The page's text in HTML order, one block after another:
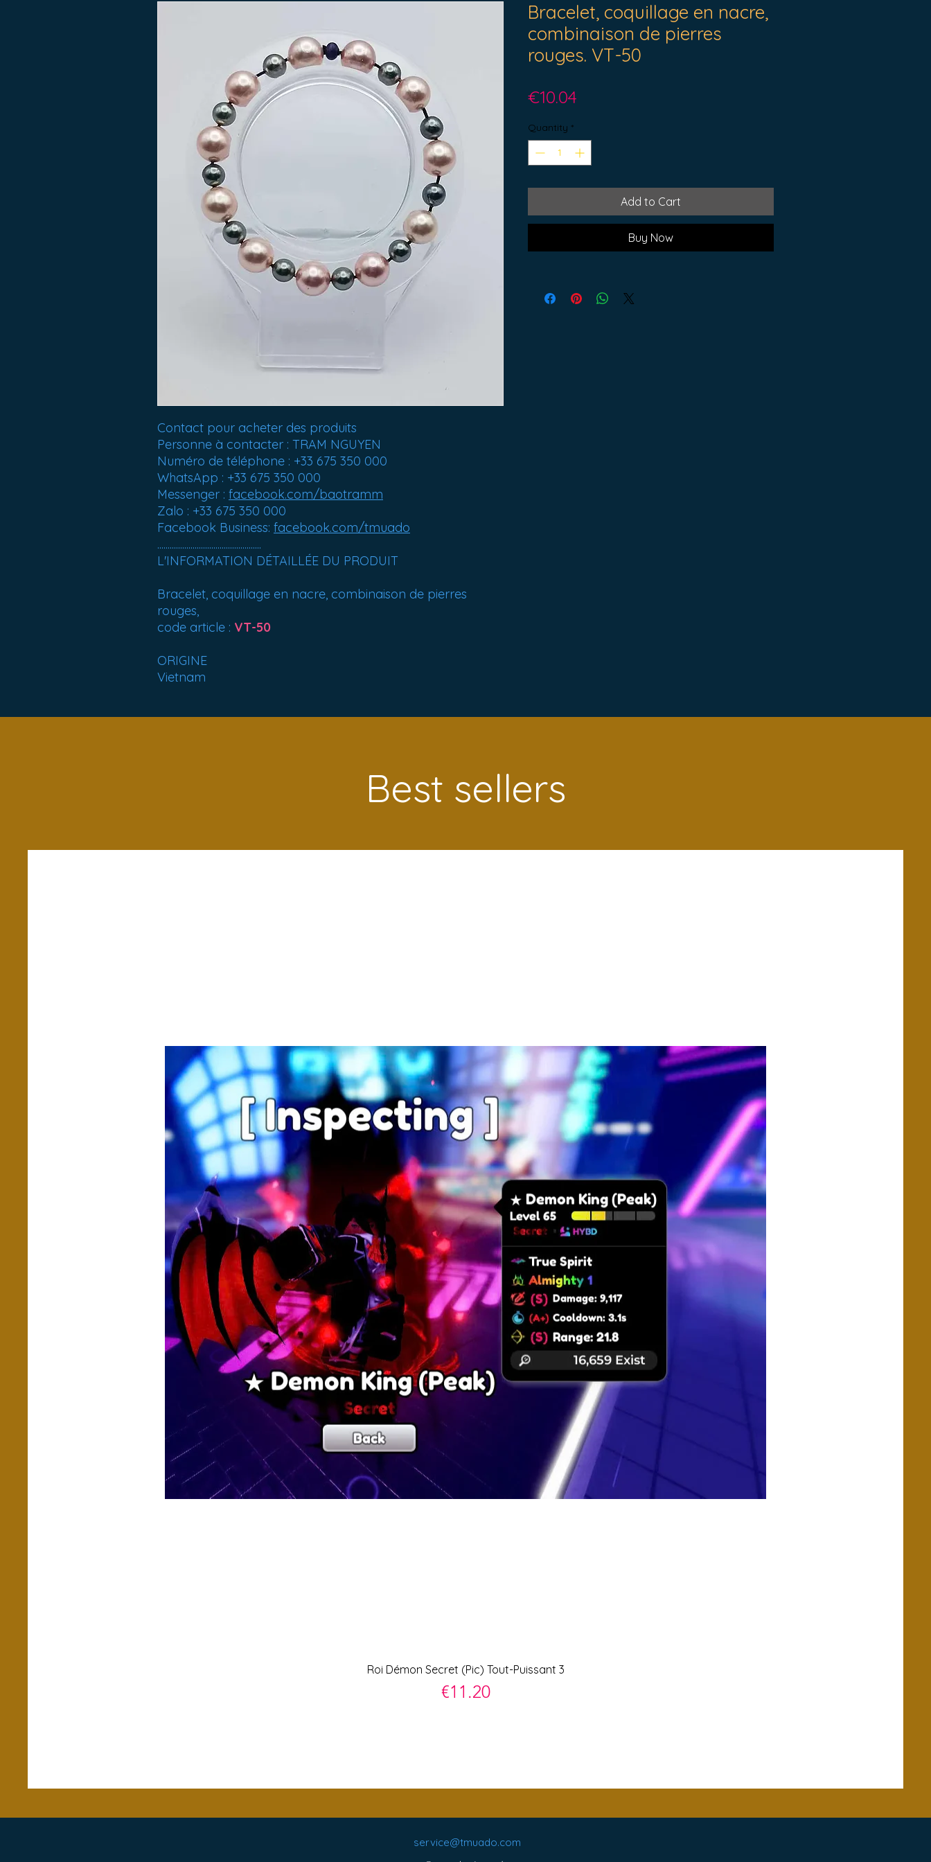
Contact pour acheter des produits
Personne à contacter : TRAM NGUYEN
Numéro de téléphone : +33 675 350 000
WhatsApp : +33 675 350 000
Messenger : facebook.com/baotramm
Zalo : +33 675 350 000
Facebook Business: facebook.com/tmuado
..................................................
L'INFORMATION DÉTAILLÉE DU PRODUIT
Bracelet, coquillage en nacre, combinaison de pierres
rouges,
code article : VT-50
ORIGINE
Vietnam
Bracelet, coquillage en nacre,
combinaison de pierres
rouges. VT-50
€10.04
Quantity *
Add to Cart
Buy Now
Best sellers
Quick View
Roi Démon Secret (Pic) Tout-Puissant 3
Price
€11.20
service@tmuado.com